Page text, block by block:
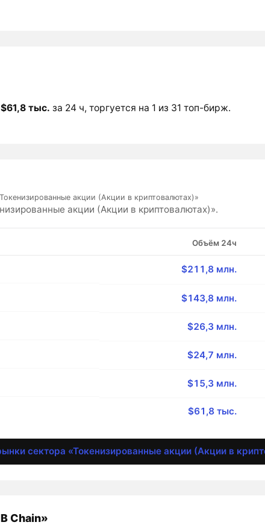
$61,8 тыс. за 24 ч, торгуется на 1 из 31 топ-бирж.
акции (Акции в криптовалютах)»
акции (Акции в криптовалютах)».
Объём 24ч
$211,8 млн.
$143,8 млн.
$26,3 млн.
$24,7 млн.
$15,3 млн.
$61,8 тыс.
сектора «Токенизированные акции (Акции в
Chain»